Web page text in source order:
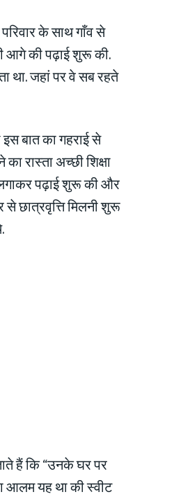
के साथ गाँव से
आगे की पढ़ाई शुरू की.
था. जहां पर वे सब रहते
बात का गहराई से
रास्ता अच्छी शिक्षा
पढ़ाई शुरू की और
से छात्रवृत्ति मिलनी शुरू
हैं कि “उनके घर पर
आलम यह था की स्वीट